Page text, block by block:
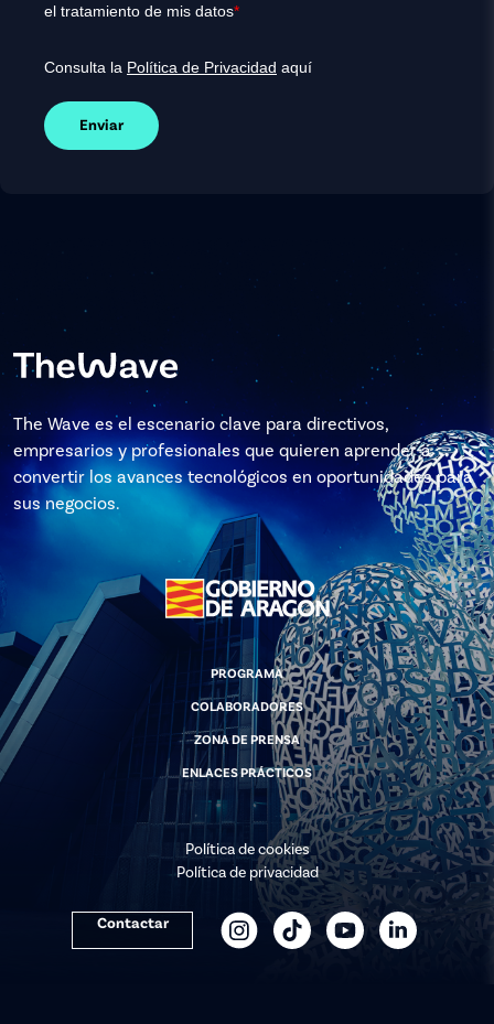
el tratamiento de mis datos*
Consulta la Política de Privacidad aquí
Enviar
The Wave es el escenario clave para directivos,
empresarios y profesionales que quieren aprender a
convertir los avances tecnológicos en oportunidades para
sus negocios.
PROGRAMA
COLABORADORES
ZONA DE PRENSA
ENLACES PRÁCTICOS
Política de cookies
Política de privacidad
Contactar